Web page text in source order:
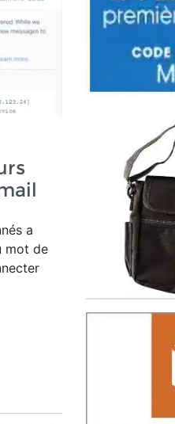
a
mot de